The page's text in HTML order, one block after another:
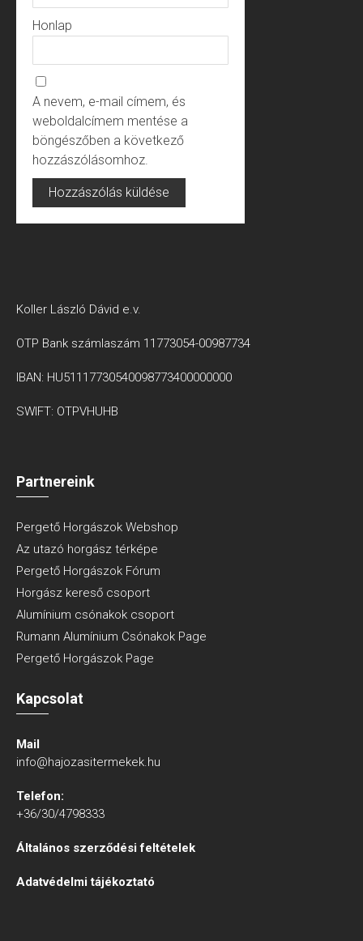
Honlap
A nevem, e-mail címem, és
weboldalcímem mentése a
böngészőben a következő
hozzászólásomhoz.
Koller László Dávid e.v.
OTP Bank számlaszám 11773054-00987734
IBAN: HU51117730540098773400000000
SWIFT: OTPVHUHB
Partnereink
Pergető Horgászok Webshop
Az utazó horgász térképe
Pergető Horgászok Fórum
Horgász kereső csoport
Alumínium csónakok csoport
Rumann Alumínium Csónakok Page
Pergető Horgászok Page
Kapcsolat
Mail
info@hajozasitermekek.hu
Telefon:
+36/30/4798333
Általános szerződési feltételek
Adatvédelmi tájékoztató